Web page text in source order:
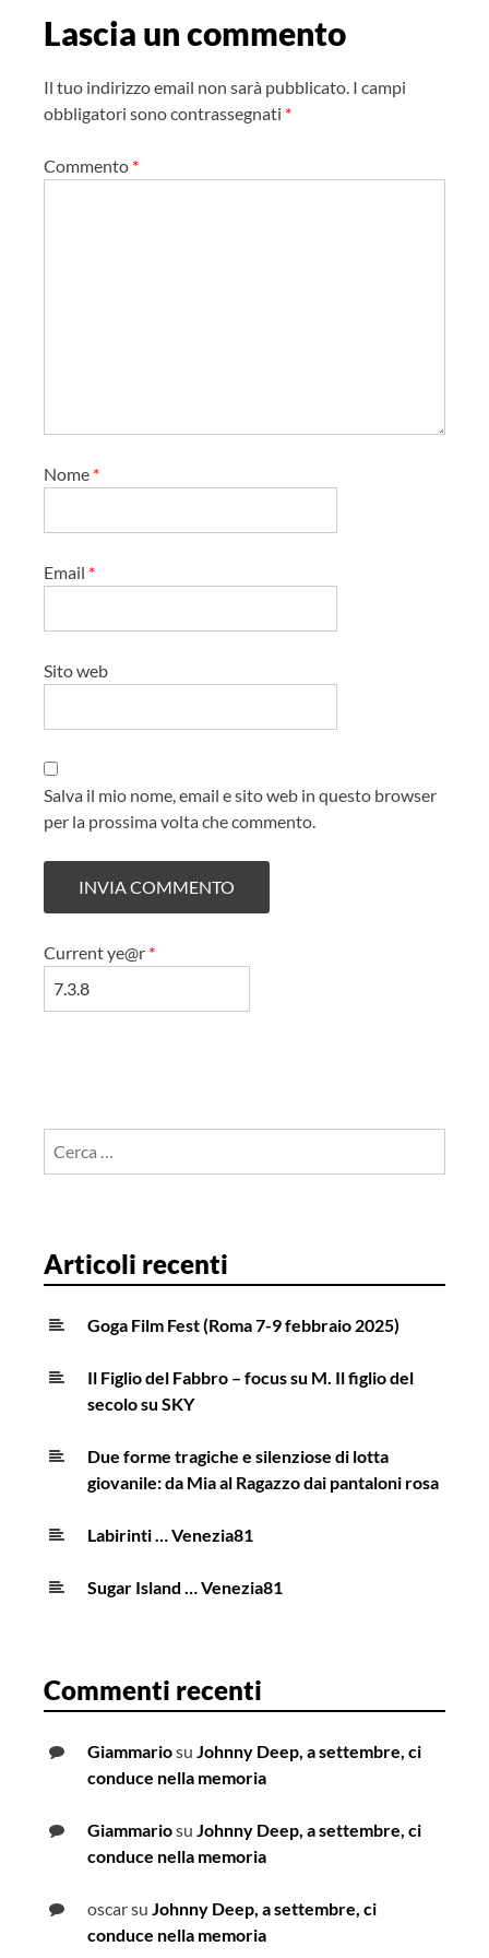
a
z
i
o
e
Lascia un commento
Il tuo indirizzo email non sarà pubblicato. I campi
obbligatori sono contrassegnati *
Commento *
Nome *
Email *
Sito web
Salva il mio nome, email e sito web in questo browser
per la prossima volta che commento.
Current ye@r *
Articoli recenti
Goga Film Fest (Roma 7-9 febbraio 2025)
Il Figlio del Fabbro – focus su M. Il figlio del
secolo su SKY
Due forme tragiche e silenziose di lotta
giovanile: da Mia al Ragazzo dai pantaloni rosa
Labirinti … Venezia81
Sugar Island … Venezia81
Commenti recenti
Giammariosu Johnny Deep, a settembre, ci
conduce nella memoria
Giammariosu Johnny Deep, a settembre, ci
conduce nella memoria
oscarsu Johnny Deep, a settembre, ci
conduce nella memoria